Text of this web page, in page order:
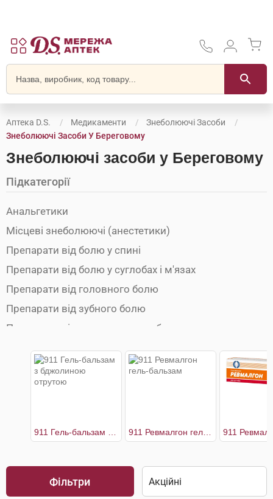
Аптека D.S. Медикаменти
Знеболюючі Засоби
Знеболюючі Засоби У Береговому
Знеболюючі засоби у Береговому
Підкатегорії
Анальгетики
Місцеві знеболюючі (анестетики)
Препарати від болю у спині
Препарати від болю у суглобах і м'язах
Препарати від головного болю
Препарати від зубного болю
Препарати від ментруального болю
Препарати від мігрені
Протиспазматичні препарати
Фільтри